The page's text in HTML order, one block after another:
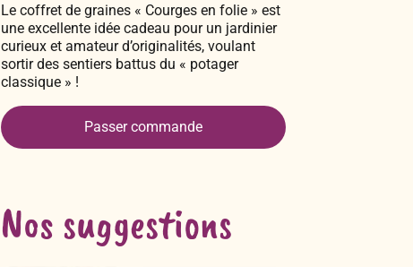
Le coffret de graines « Courges en folie » est
une excellente idée cadeau pour un jardinier
curieux et amateur d’originalités, voulant
sortir des sentiers battus du « potager
classique » !
Passer commande
Nos suggestions